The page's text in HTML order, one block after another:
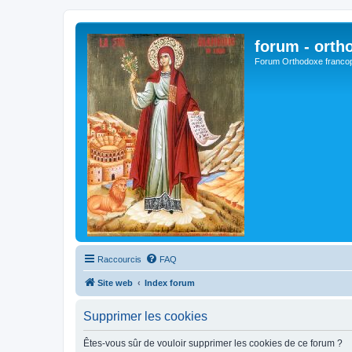
forum -
Forum Orthodoxe
Raccourcis FAQ
Site web Index forum
Supprimer les cookies
Êtes-vous sûr de vouloir supprimer les cookies de ce forum ?